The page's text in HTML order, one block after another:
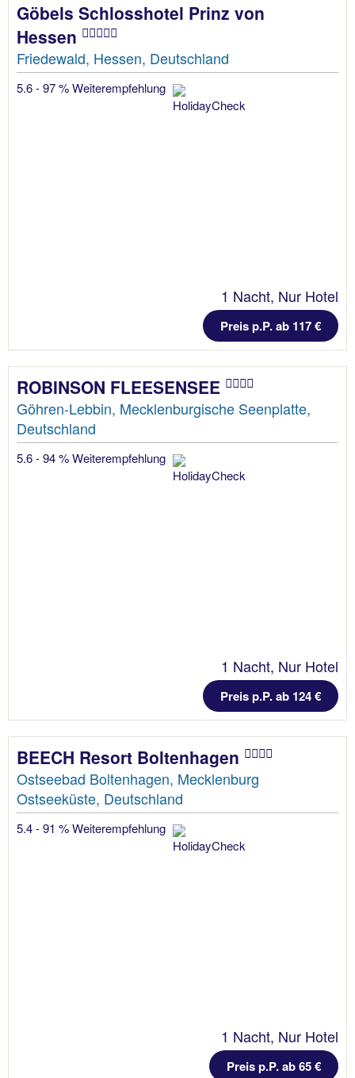
Göbels Schlosshotel Prinz von
Hessen
Friedewald, Hessen, Deutschland
5.6 - 97 % Weiterempfehlung
1 Nacht, Nur Hotel
Preis p.P. ab 117 €
ROBINSON FLEESENSEE
Göhren-Lebbin, Mecklenburgische Seenplatte,
Deutschland
5.6 - 94 % Weiterempfehlung
1 Nacht, Nur Hotel
Preis p.P. ab 124 €
BEECH Resort Boltenhagen
Ostseebad Boltenhagen, Mecklenburg
Ostseeküste, Deutschland
5.4 - 91 % Weiterempfehlung
1 Nacht, Nur Hotel
Preis p.P. ab 65 €